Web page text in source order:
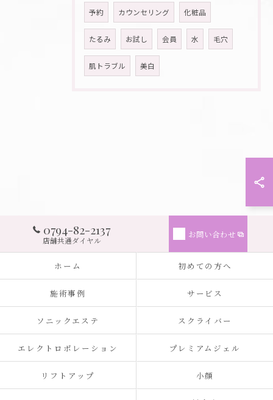
予約 カウンセリング 化粧品
たるみ お試し 会員 水 毛穴
肌トラブル 美白
0794-82-2137
店舗共通ダイヤル
お問い合わせ
ホーム 初めての方へ
施術事例 サービス
ソニックエステ スクライバー
エレクトロポレーション プレミアムジェル
リフトアップ 小顔